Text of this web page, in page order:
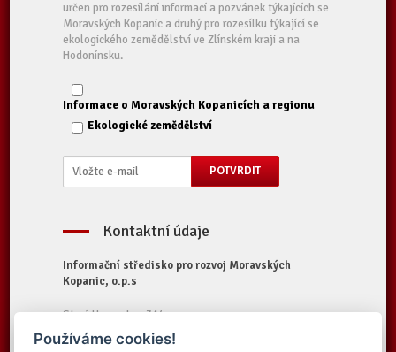
určen pro rozesílání informací a pozvánek týkajících se
Moravských Kopanic a druhý pro rozesílku týkající se
ekologického zemědělství ve Zlínském kraji a na
Hodonínsku.
Informace o Moravských Kopanicích a regionu
Ekologické zemědělství
Kontaktní údaje
Informační středisko pro rozvoj Moravských
Kopanic, o.p.s
Starý Hrozenkov 314
687 74 Starý Hrozenkov
Používáme cookies!